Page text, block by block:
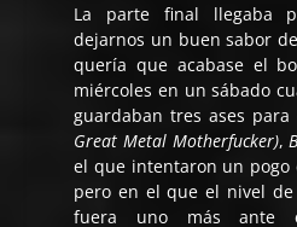
La parte final llegaba
dejarnos un buen sabor
quería que acabase el
miércoles en un sábado
guardaban tres ases para
Great Metal Motherfucker),
el que intentaron un pogo
pero en el que el nivel
fuera uno más ante